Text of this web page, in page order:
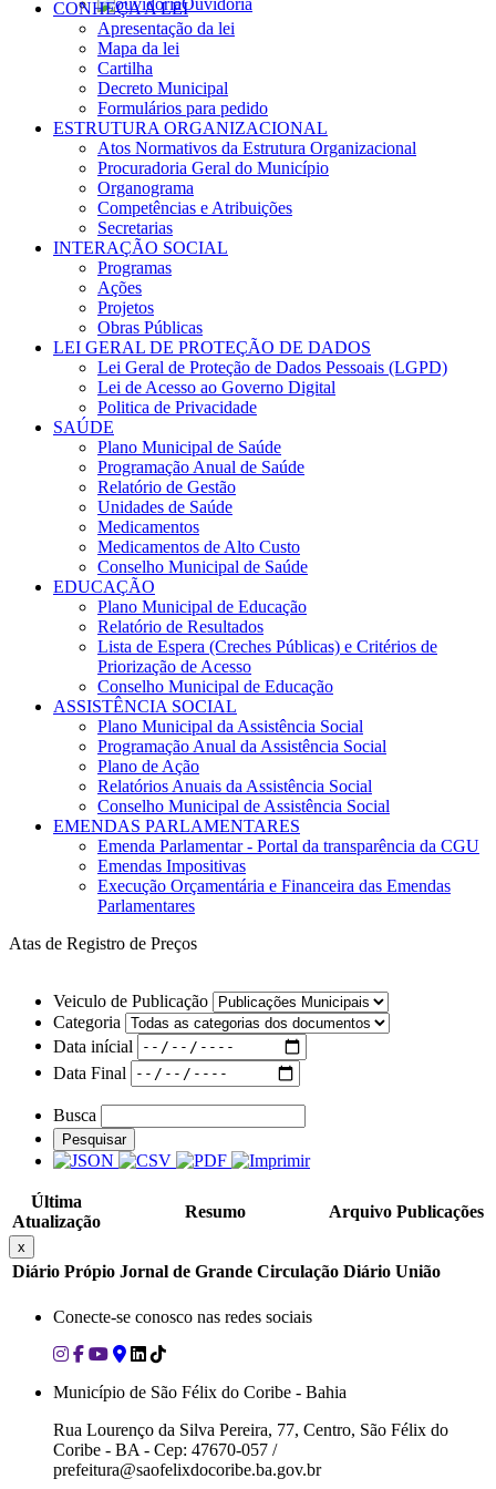
Ouvidoria
CONHEÇA A LEI
Apresentação da lei
Mapa da lei
Cartilha
Decreto Municipal
Formulários para pedido
ESTRUTURA ORGANIZACIONAL
Atos Normativos da Estrutura Organizacional
Procuradoria Geral do Município
Organograma
Competências e Atribuições
Secretarias
INTERAÇÃO SOCIAL
Programas
Ações
Projetos
Obras Públicas
LEI GERAL DE PROTEÇÃO DE DADOS
Lei Geral de Proteção de Dados Pessoais (LGPD)
Lei de Acesso ao Governo Digital
Politica de Privacidade
SAÚDE
Plano Municipal de Saúde
Programação Anual de Saúde
Relatório de Gestão
Unidades de Saúde
Medicamentos
Medicamentos de Alto Custo
Conselho Municipal de Saúde
EDUCAÇÃO
Plano Municipal de Educação
Relatório de Resultados
Lista de Espera (Creches Públicas) e Critérios de
Priorização de Acesso
Conselho Municipal de Educação
ASSISTÊNCIA SOCIAL
Plano Municipal da Assistência Social
Programação Anual da Assistência Social
Plano de Ação
Relatórios Anuais da Assistência Social
Conselho Municipal de Assistência Social
EMENDAS PARLAMENTARES
Emenda Parlamentar - Portal da transparência da CGU
Emendas Impositivas
Execução Orçamentária e Financeira das Emendas
Parlamentares
Atas de Registro de Preços
Veiculo de Publicação
Categoria
Data inícial
Data Final
Busca
Pesquisar
Última
Atualização
Resumo Arquivo Publicações
x
Diário Própio Jornal de Grande Circulação Diário União
Conecte-se conosco nas redes sociais
Município de São Félix do Coribe - Bahia
Rua Lourenço da Silva Pereira, 77, Centro, São Félix do
Coribe - BA - Cep: 47670-057 /
prefeitura@saofelixdocoribe.ba.gov.br